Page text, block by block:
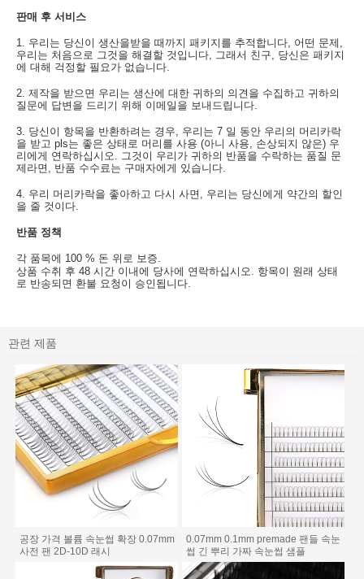
판매 후 서비스
1. 우리는 당신이 생산을받을 때까지 패키지를 추적합니다, 어떤 문제,
우리는 처음으로 그것을 해결할 것입니다, 그래서 친구, 당신은 패키지
에 대해 걱정할 필요가 없습니다.
2. 제작을 받으면 우리는 생산에 대한 귀하의 의견을 수집하고 귀하의
질문에 답변을 드리기 위해 이메일을 보내드립니다.
3. 당신이 항목을 반환하려는 경우, 우리는 7 일 동안 우리의 머리카락
을 받고 pls는 좋은 상태로 머리를 사용 (아니 사용, 손상되지 않은) 우
리에게 연락하십시오. 그것이 우리가 귀하의 반품을 수락하는 품질 문
제라면, 반품 수수료는 구매자에게 있습니다.
4. 우리 머리카락을 좋아하고 다시 사면, 우리는 당신에게 약간의 할인
을 줄 것이다.
반품 정책
각 품목에 100 % 돈 위로 보증.
상품 수취 후 48 시간 이내에 당사에 연락하십시오. 항목이 원래 상태
로 반송되면 환불 요청이 승인됩니다.
관련 제품
공장 가격 볼륨 속눈썹 확장 0.07mm
사전 팬 2D-10D 래시
0.07mm 0.1mm premade 팬들 속눈
썹 긴 뿌리 가짜 속눈썹 샘플